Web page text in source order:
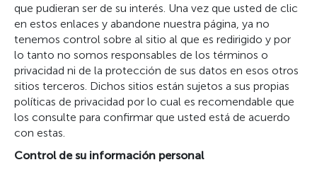
que pudieran ser de su interés. Una vez que usted de clic
en estos enlaces y abandone nuestra página, ya no
tenemos control sobre al sitio al que es redirigido y por
lo tanto no somos responsables de los términos o
privacidad ni de la protección de sus datos en esos otros
sitios terceros. Dichos sitios están sujetos a sus propias
políticas de privacidad por lo cual es recomendable que
los consulte para confirmar que usted está de acuerdo
con estas.
Control de su información personal